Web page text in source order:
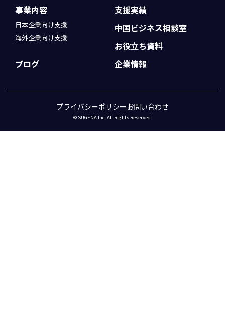
事業内容
日本企業向け支援
海外企業向け支援
支援実績
中国ビジネス相談室
お役立ち資料
ブログ
企業情報
プライバシーポリシーお問い合わせ
© SUGENA Inc. All Rights Reserved.